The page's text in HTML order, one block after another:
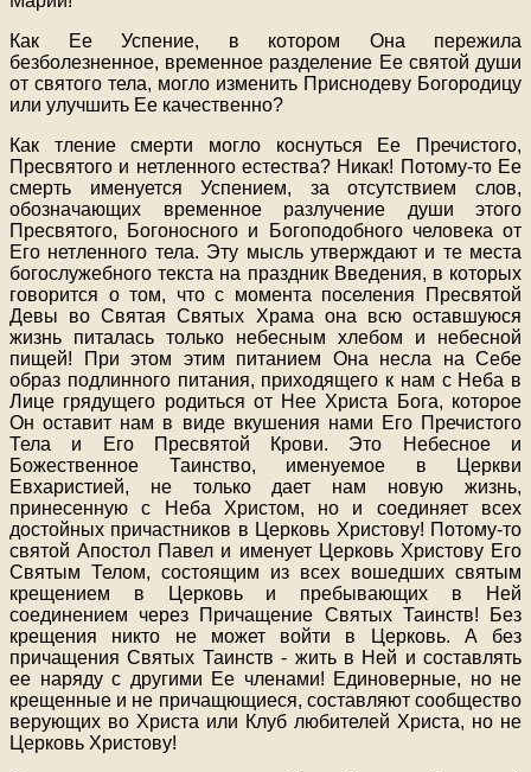
Как Ее Успение, в котором Она пережила
безболезненное, временное разделение Ее святой души
от святого тела, могло изменить Приснодеву Богородицу
или улучшить Ее качественно?
Как тление смерти могло коснуться Ее Пречистого,
Пресвятого и нетленного естества? Никак! Потому-то Ее
смерть именуется Успением, за отсутствием слов,
обозначающих временное разлучение души этого
Пресвятого, Богоносного и Богоподобного человека от
Его нетленного тела. Эту мысль утверждают и те места
богослужебного текста на праздник Введения, в которых
говорится о том, что с момента поселения Пресвятой
Девы во Святая Святых Храма она всю оставшуюся
жизнь питалась только небесным хлебом и небесной
пищей! При этом этим питанием Она несла на Себе
образ подлинного питания, приходящего к нам с Неба в
Лице грядущего родиться от Нее Христа Бога, которое
Он оставит нам в виде вкушения нами Его Пречистого
Тела и Его Пресвятой Крови. Это Небесное и
Божественное Таинство, именуемое в Церкви
Евхаристией, не только дает нам новую жизнь,
принесенную с Неба Христом, но и соединяет всех
достойных причастников в Церковь Христову! Потому-то
святой Апостол Павел и именует Церковь Христову Его
Святым Телом, состоящим из всех вошедших святым
крещением в Церковь и пребывающих в Ней
соединением через Причащение Святых Таинств! Без
крещения никто не может войти в Церковь. А без
причащения Святых Таинств - жить в Ней и составлять
ее наряду с другими Ее членами! Единоверные, но не
крещенные и не причащющиеся, составляют сообщество
верующих во Христа или Клуб любителей Христа, но не
Церковь Христову!